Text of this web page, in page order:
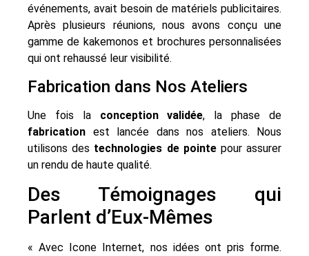
événements, avait besoin de matériels publicitaires.
Après plusieurs réunions, nous avons conçu une
gamme de kakemonos et brochures personnalisées
qui ont rehaussé leur visibilité.
Fabrication dans Nos Ateliers
Une fois la conception validée, la phase de
fabrication est lancée dans nos ateliers. Nous
utilisons des technologies de pointepour assurer
un rendu de haute qualité.
Des Témoignages qui
Parlent d’Eux-Mêmes
« Avec Icone Internet, nos idées ont pris forme.